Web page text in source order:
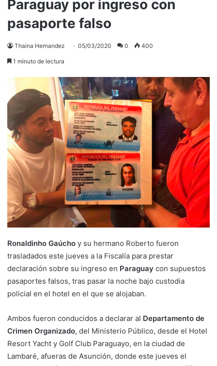
Paraguay por ingreso con
pasaporte falso
Thaina Hernandez 05/03/2020 0 400
1 minuto de lectura
Ronaldinho Gaúcho y su hermano Roberto fueron
trasladados este jueves a la Fiscalía para prestar
declaración sobre su ingreso en Paraguay con supuestos
pasaportes falsos, tras pasar la noche bajo custodia
policial en el hotel en el que se alojaban.
Ambos fueron conducidos a declarar al Departamento de
Crimen Organizado, del Ministerio Público, desde el Hotel
Resort Yacht y Golf Club Paraguayo, en la ciudad de
Lambaré, afueras de Asunción, donde este jueves el